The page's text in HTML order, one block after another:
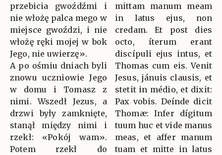
przebicia gwoźdźmi i
nie włożę palca mego w
miejsce gwoździ, i nie
włożę ręki mojej w bok
Jego, nie uwierzę».
A po ośmiu dniach byli
znowu uczniowie Jego
w domu i Tomasz z
nimi. Wszedł Jezus, a
drzwi były zamknięte,
stanął między nimi i
rzekł: «Pokój wam».
Potem rzekł do
mittam manum meam
in latus ejus, non
credam. Et post dies
octo, íterum erant
discípuli ejus intus, et
Thomas cum eis. Venit
Jesus, jánuis clausis, et
stetit in médio, et dixit:
Pax vobis. Deínde dicit
Thomæ: Infer dígitum
tuum huc et vide manus
meas, et affer manum
tuam et mitte in latus